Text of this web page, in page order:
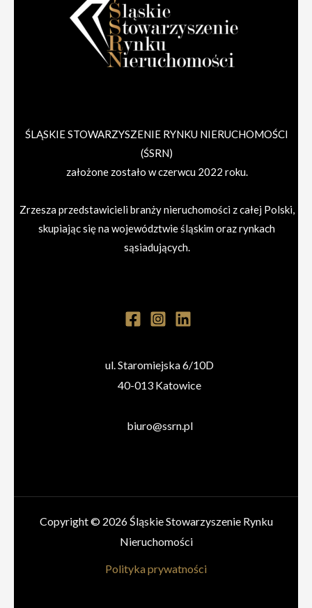
ŚLĄSKIE STOWARZYSZENIE RYNKU NIERUCHOMOŚCI
(ŚSRN)
założone zostało w czerwcu 2022 roku.
Zrzesza przedstawicieli branży nieruchomości z całej Polski,
skupiając się na województwie śląskim oraz rynkach
sąsiadujących.
ul. Staromiejska 6/10D
40-013 Katowice
biuro@ssrn.pl
Copyright © 2026 Śląskie Stowarzyszenie Rynku
Nieruchomości
Polityka prywatności